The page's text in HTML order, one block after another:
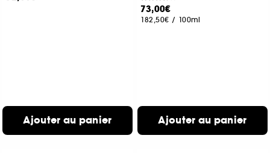
Ajouter au panier
73,00€
182,50€ / 100ml
Ajouter au panier